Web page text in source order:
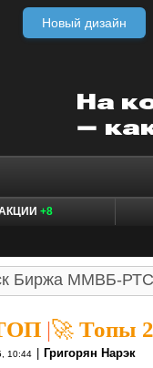
Новый дизайн
+8
|🚀 Топы
10:44 Григорян Нарэк